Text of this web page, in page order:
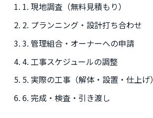
1. 現地調査（無料見積もり）
2. プランニング・設計打ち合わせ
3. 管理組合・オーナーへの申請
4. 工事スケジュールの調整
5. 実際の工事（解体・設置・仕上げ）
6. 完成・検査・引き渡し